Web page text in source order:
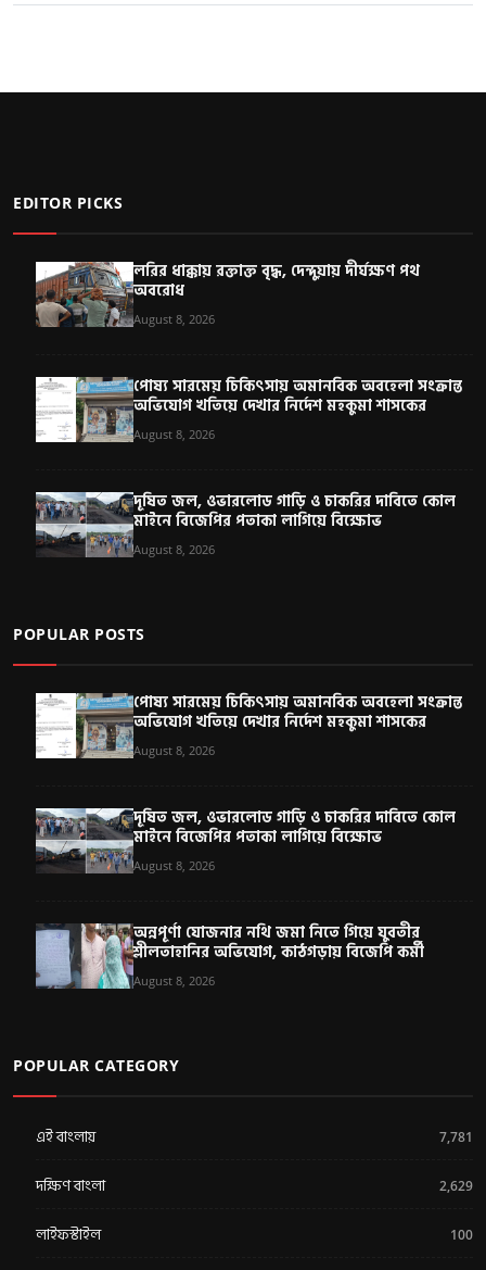
EDITOR PICKS
লরির ধাক্কায় রক্তাক্ত বৃদ্ধ, দেন্দুয়ায় দীর্ঘক্ষণ পথ
অবরোধ
August 8, 2026
পোষ্য সারমেয় চিকিৎসায় অমানবিক অবহেলা সংক্রান্ত
অভিযোগ খতিয়ে দেখার নির্দেশ মহকুমা শাসকের
August 8, 2026
দূষিত জল, ওভারলোড গাড়ি ও চাকরির দাবিতে কোল
মাইনে বিজেপির পতাকা লাগিয়ে বিক্ষোভ
August 8, 2026
POPULAR POSTS
পোষ্য সারমেয় চিকিৎসায় অমানবিক অবহেলা সংক্রান্ত
অভিযোগ খতিয়ে দেখার নির্দেশ মহকুমা শাসকের
August 8, 2026
দূষিত জল, ওভারলোড গাড়ি ও চাকরির দাবিতে কোল
মাইনে বিজেপির পতাকা লাগিয়ে বিক্ষোভ
August 8, 2026
অন্নপূর্ণা যোজনার নথি জমা নিতে গিয়ে যুবতীর
শ্লীলতাহানির অভিযোগ, কাঠগড়ায় বিজেপি কর্মী
August 8, 2026
POPULAR CATEGORY
এই বাংলায় 7,781
দক্ষিণ বাংলা 2,629
লাইফস্টাইল 100